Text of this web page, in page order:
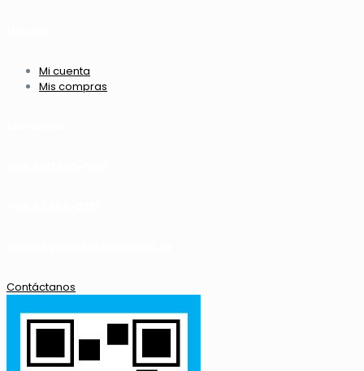
Mi cuenta
Mis compras
Contáctanos